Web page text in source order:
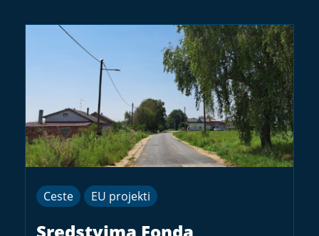
Ceste EU projekti
Sredstvima Fonda